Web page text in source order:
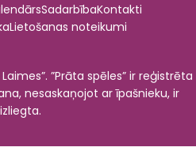
SadarbībaKontakti
Lietošanas noteikumi
”Prāta spēles” ir reģistrēta
nesaskaņojot ar īpašnieku, ir